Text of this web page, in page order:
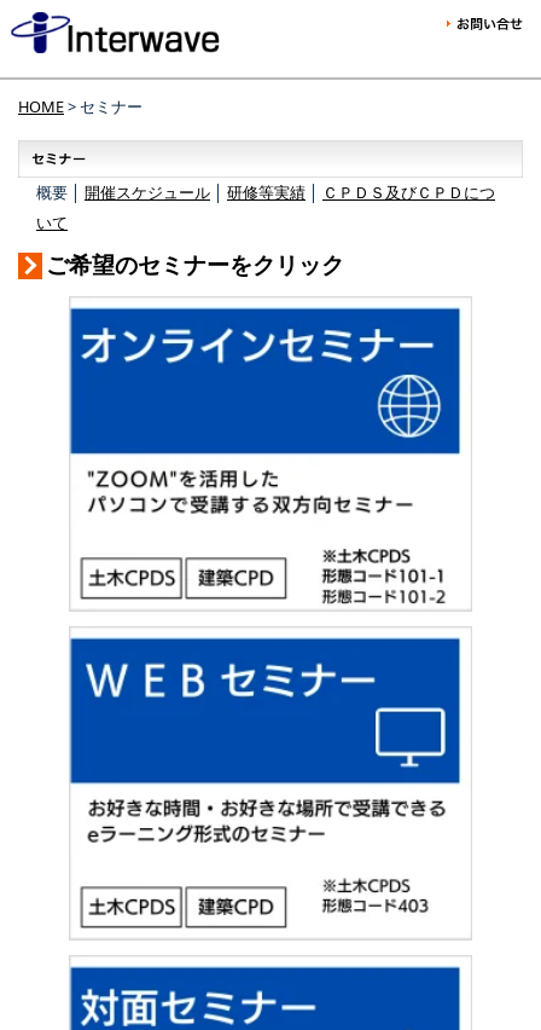
HOME> セミナー
概要 │ 開催スケジュール 研修等実績
ＣＰＤＳ及びＣＰＤにつ
いて
ご希望のセミナーをクリック